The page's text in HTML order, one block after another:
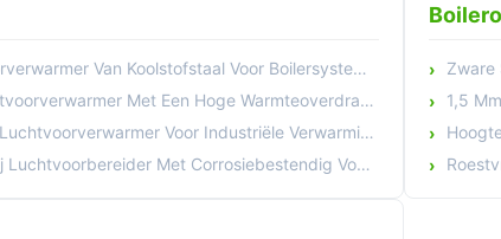
Koolstofstaal Voor Boilersystemen Met Een Hoog Rendement
Met Een Hoge Warmteoverdrachtefficiëntie
Voor Industriële Verwarming Energiebesparing
Met Corrosiebestendig Voor Ketelsystemen
Zware
1,5